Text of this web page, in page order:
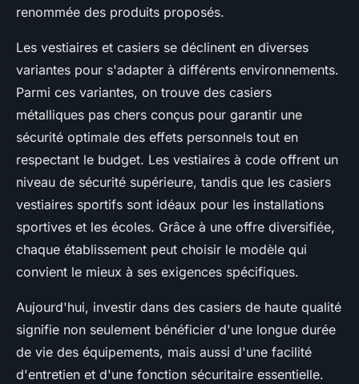
renommée des produits proposés.
Les vestiaires et casiers se déclinent en diverses
variantes pour s'adapter à différents environnements.
Parmi ces variantes, on trouve des casiers
métalliques pas chers conçus pour garantir une
sécurité optimale des effets personnels tout en
respectant le budget. Les vestiaires à code offrent un
niveau de sécurité supérieure, tandis que les casiers
vestiaires sportifs sont idéaux pour les installations
sportives et les écoles. Grâce à une offre diversifiée,
chaque établissement peut choisir le modèle qui
convient le mieux à ses exigences spécifiques.
Aujourd'hui, investir dans des casiers de haute qualité
signifie non seulement bénéficier d'une longue durée
de vie des équipements, mais aussi d'une facilité
d'entretien et d'une fonction sécuritaire essentielle.